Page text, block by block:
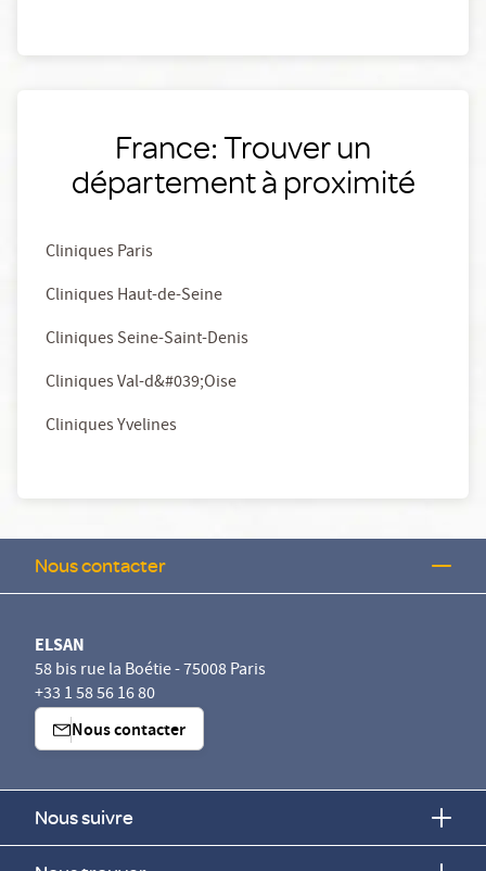
France: Trouver un
département à proximité
Cliniques Paris
Cliniques Haut-de-Seine
Cliniques Seine-Saint-Denis
Cliniques Val-d&#039;Oise
Cliniques Yvelines
Nous contacter
ELSAN
58 bis rue la Boétie - 75008 Paris
+33 1 58 56 16 80
Nous contacter
Nous suivre